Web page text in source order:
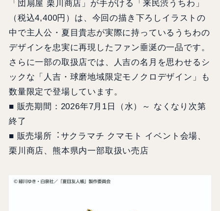
「団扇屋 栗川商店」が手がける「来民渋うちわ」
（税込4,400円）は、今回の描き下ろしイラストの
中で主人公・夏目貴志が実際に持っているうちわの
デザインを忠実に再現したファン垂涎の一品です。
さらに一部の取扱店では、人吉の名月を思わせるシ
ックな「人吉・球磨地域限定モノクロデザイン」も
数量限定で登場しています。
■ 販売期間：2026年7月1日（水）～ なくなり次第
終了
■ 販売場所︓サクラマチ クマモト イベント会場、
栗川商店、熊本県内一部取扱い売店